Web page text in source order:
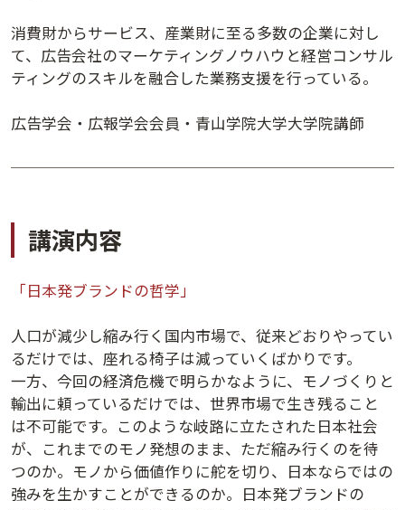
消費財からサービス、産業財に至る多数の企業に対し
て、広告会社のマーケティングノウハウと経営コンサル
ティングのスキルを融合した業務支援を行っている。
広告学会・広報学会会員・青山学院大学大学院講師
講演内容
「日本発ブランドの哲学」
人口が減少し縮み行く国内市場で、従来どおりやってい
るだけでは、座れる椅子は減っていくばかりです。
一方、今回の経済危機で明らかなように、モノづくりと
輸出に頼っているだけでは、世界市場で生き残ること
は不可能です。このような岐路に立たされた日本社会
が、これまでのモノ発想のまま、ただ縮み行くのを待
つのか。モノから価値作りに舵を切り、日本ならではの
強みを生かすことができるのか。日本発ブランドの
講演アーカイブ
7日間無料体験